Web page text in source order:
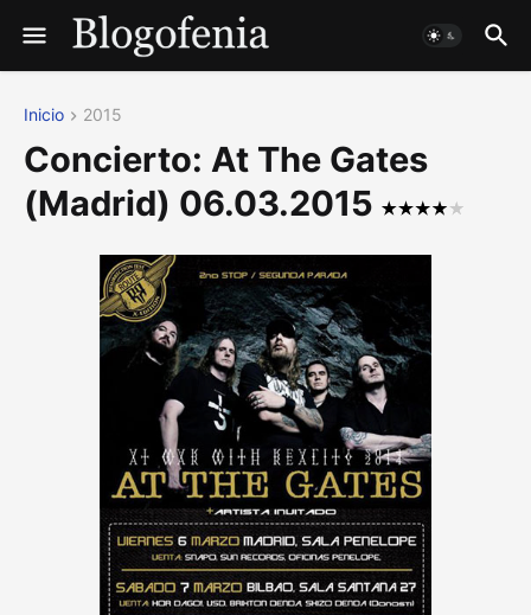
Inicio 2015
Concierto: At The Gates
(Madrid) 06.03.2015